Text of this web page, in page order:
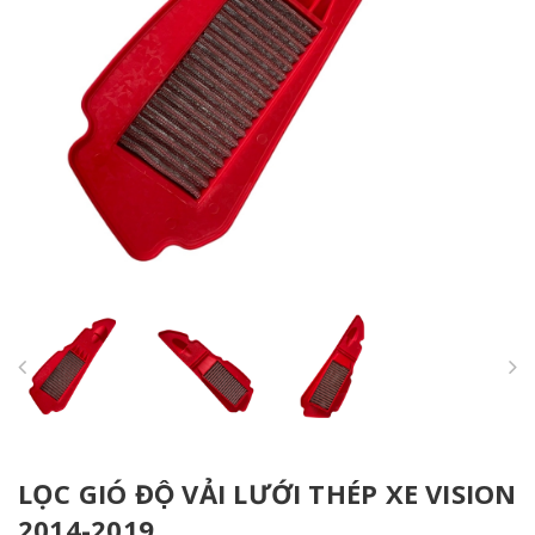
LỌC GIÓ ĐỘ VẢI LƯỚI THÉP XE VISION